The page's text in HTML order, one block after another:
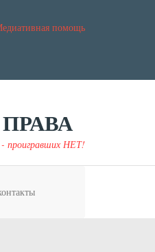
помощь
проигравших НЕТ!